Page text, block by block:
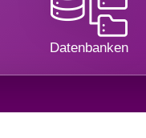
Datenbanken